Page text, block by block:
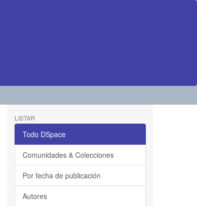
LISTAR
Todo DSpace
Comunidades & Colecciones
Por fecha de publicación
Autores